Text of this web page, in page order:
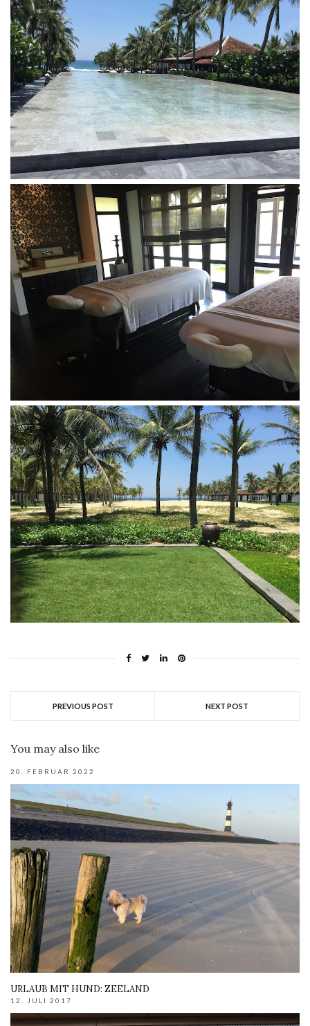
PREVIOUS POST NEXT POST
You may also like
20. FEBRUAR 2022
URLAUB MIT HUND: ZEELAND
12. JULI 2017